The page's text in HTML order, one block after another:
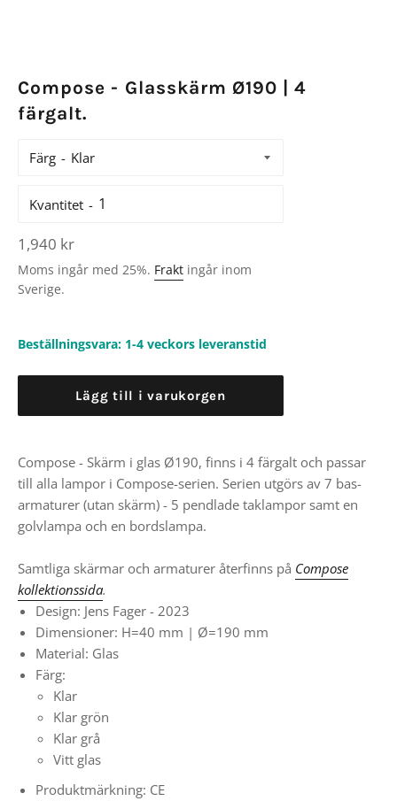
Compose - Glasskärm Ø190 | 4
färgalt.
Färg
Kvantitet
Ordinarie
pris
1,940 kr
Moms ingår med 25%. Frakt ingår inom
Sverige.
Beställningsvara: 1-4 veckors leveranstid
Lägg till i varukorgen
Compose - Skärm i glas Ø190, finns i 4 färgalt och passar
till alla lampor i Compose-serien. Serien utgörs av 7 bas-
armaturer (utan skärm) - 5 pendlade taklampor samt en
golvlampa och en bordslampa.
Samtliga skärmar och armaturer återfinns på Compose
kollektionssida.
Design: Jens Fager - 2023
Dimensioner: H=40 mm | Ø=190 mm
Material: Glas
Färg:
Klar
Klar grön
Klar grå
Vitt glas
Produktmärkning: CE